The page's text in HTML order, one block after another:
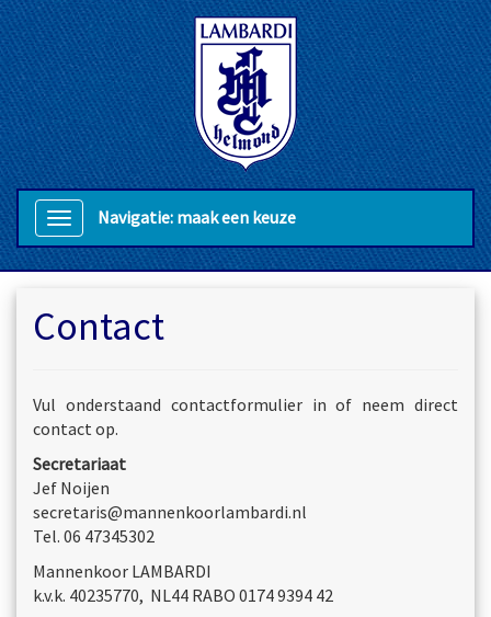
Navigatie: maak een keuze
Contact
Vul onderstaand contactformulier in of neem direct
contact op.
Secretariaat
Jef Noijen
secretaris@mannenkoorlambardi.nl
Tel. 06 47345302
Mannenkoor LAMBARDI
k.v.k. 40235770, NL44 RABO 0174 9394 42